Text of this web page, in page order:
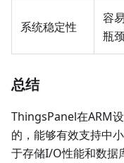
系统稳定性
容
瓶颈
总结
ThingsPanel在ARM
的，能够有效支持中
于存储I/O性能和数据